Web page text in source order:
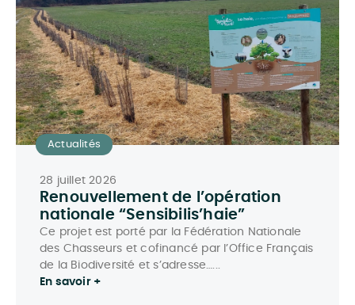
Actualités
28 juillet 2026
Renouvellement de l’opération
nationale “Sensibilis’haie”
Ce projet est porté par la Fédération Nationale
des Chasseurs et cofinancé par l’Office Français
de la Biodiversité et s’adresse…...
En savoir +